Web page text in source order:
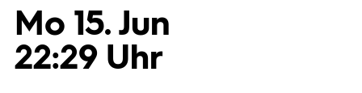
Mo 15. Jun
22:29 Uhr